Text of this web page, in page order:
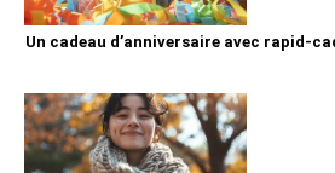
Un cadeau d’anniversaire avec rapid-